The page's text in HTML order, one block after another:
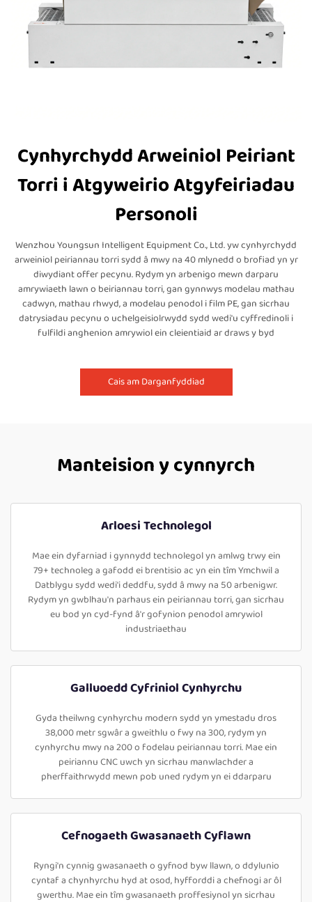
Cynhyrchydd Arweiniol Peiriant
Torri i Atgyweirio Atgyfeiriadau
Personoli
Wenzhou Youngsun Intelligent Equipment Co., Ltd. yw cynhyrchydd
arweiniol peiriannau torri sydd â mwy na 40 mlynedd o brofiad yn yr
diwydiant offer pecynu. Rydym yn arbenigo mewn darparu
amrywiaeth lawn o beiriannau torri, gan gynnwys modelau mathau
cadwyn, mathau rhwyd, a modelau penodol i film PE, gan sicrhau
datrysiadau pecynu o uchelgeisiolrwydd sydd wedi'u cyffredinoli i
fulfildi anghenion amrywiol ein cleientiaid ar draws y byd
Cais am Darganfyddiad
Manteision y cynnyrch
Arloesi Technolegol
Mae ein dyfarniad i gynnydd technolegol yn amlwg trwy ein
79+ technoleg a gafodd ei brentisio ac yn ein tîm Ymchwil a
Datblygu sydd wedi'i deddfu, sydd â mwy na 50 arbenigwr.
Rydym yn gwblhau'n parhaus ein peiriannau torri, gan sicrhau
eu bod yn cyd-fynd â'r gofynion penodol amrywiol
industriaethau
Galluoedd Cyfriniol Cynhyrchu
Gyda theilwng cynhyrchu modern sydd yn ymestadu dros
38,000 metr sgwâr a gweithlu o fwy na 300, rydym yn
cynhyrchu mwy na 200 o fodelau peiriannau torri. Mae ein
peiriannu CNC uwch yn sicrhau manwlachder a
pherffaithrwydd mewn pob uned rydym yn ei ddarparu
Cefnogaeth Gwasanaeth Cyflawn
Ryngi'n cynnig gwasanaeth o gyfnod byw llawn, o ddylunio
cyntaf a chynhyrchu hyd at osod, hyfforddi a chefnogi ar ôl
gwerthu. Mae ein tîm gwasanaeth proffesiynol yn sicrhau